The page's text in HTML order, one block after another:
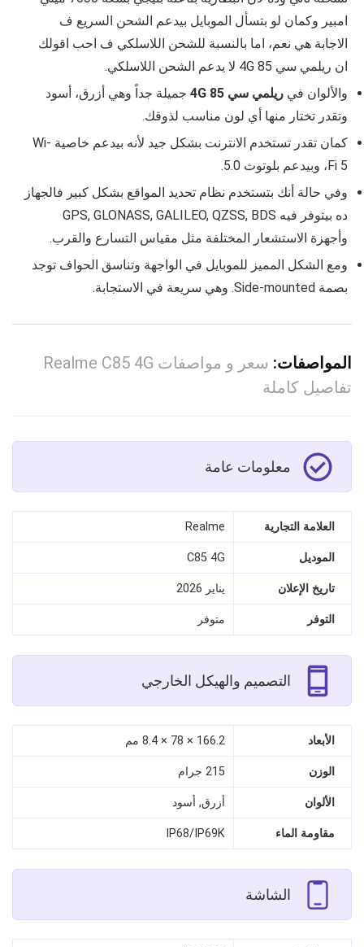
امبير وكمان لو بتسأل الموبايل بيدعم الشحن السريع ف
الاجابة هي نعم، اما بالنسبة للشحن اللاسلكي ف احب اقولك
ان ريلمي سي 85 4G لا يدعم الشحن اللاسلكي.
والألوان في ريلمي سي 85 4G
جميلة جداً وهي أزرق، أسود
وتقدر تختار منها أي لون مناسب لذوقك.
كمان تقدر تستخدم الانترنت بشكل جيد لأنه بيدعم خاصية Wi-
Fi 5، وبيدعم بلوتوث 5.0.
وفي حالة أنك بتستخدم نظام تحديد المواقع بشكل كبير فالجهاز
ده بيتوفر فيه GPS, GLONASS, GALILEO, QZSS, BDS
وأجهزة الاستشعار المختلفة مثل مقياس التسارع والقرب.
ومع الشكل المميز للموبايل في الواجهة وتناسق الحواف توجد
بصمة Side-mounted. وهي سريعة في الاستجابة.
المواصفات:
سعر و مواصفات Realme C85 4G
تفاصيل كاملة
معلومات عامة
العلامة التجارية Realme
الموديل C85 4G
تاريخ الإعلان يناير 2026
التوفر متوفر
التصميم والهيكل الخارجي
الأبعاد 166.2 × 78 × 8.4 مم
الوزن 215 جرام
الألوان أزرق, أسود
مقاومة الماء IP68/IP69K
الشاشة